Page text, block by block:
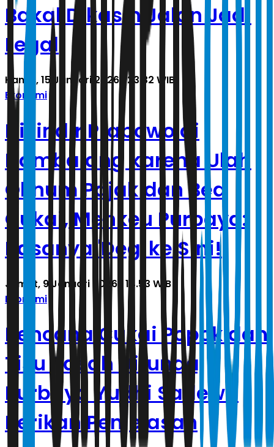
Bakal Dikasih Jalan Jadi
Legal
Kamis, 15 Januari 2026 | 23.32 WIB
Ekonomi
Disindir Prabowo di
Hambalang karena Ulah
Oknum Pajak dan Bea
Cukai, Menkeu Purbaya:
Rasanya 'Deg' ke Sini!
Jumat, 9 Januari 2026 | 14.53 WIB
Ekonomi
Rencana Cukai Popok dan
Tisu Basah Ditunda,
Purbaya Yudhi Sadewa
Berikan Penjelasan